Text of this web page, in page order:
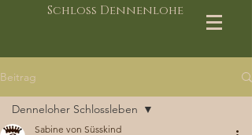
Schloss Dennenlohe
Beitrag
Denneloher Schlossleben
Sabine von Süsskind